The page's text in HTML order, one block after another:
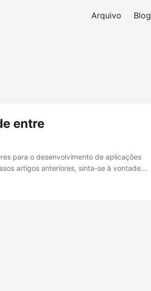
Arquivo Blog
entre
para o desenvolvimento de aplicações
artigos anteriores, sinta-se à vontade
Desenvolvimento e Produção O décimo